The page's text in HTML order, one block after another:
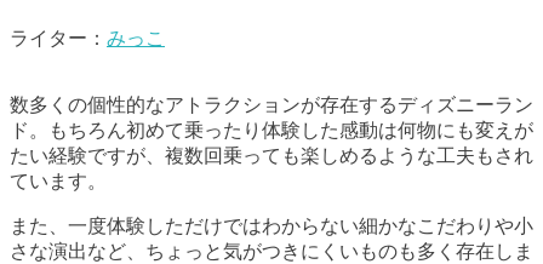
ライター： みっこ
数多くの個性的なアトラクションが存在するディズニーラン
ド。もちろん初めて乗ったり体験した感動は何物にも変えが
たい経験ですが、複数回乗っても楽しめるような工夫もされ
ています。
また、一度体験しただけではわからない細かなこだわりや小
さな演出など、ちょっと気がつきにくいものも多く存在しま